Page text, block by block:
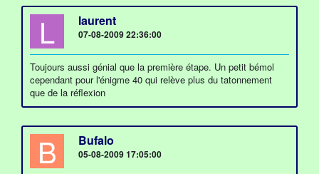
L laurent
07-08-2009 22:36:00
Toujours aussi génial que la première étape. Un petit bémol
cependant pour l'énigme 40 qui relève plus du tatonnement
que de la réflexion
B Bufalo
05-08-2009 17:05:00